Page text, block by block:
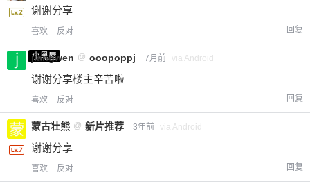
谢谢分享
喜欢 反对 回复
小黑屋
jiangwen @ ooopoppj 7月前 via Android
谢谢分享楼主辛苦啦
喜欢 反对 回复
蒙古壮熊 @ 新片推荐 3年前 via Android
谢谢分享
喜欢 反对 回复